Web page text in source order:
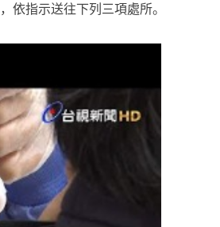
依指示送往下列三項處所。